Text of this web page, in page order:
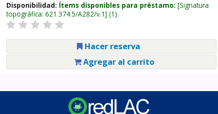
Disponibilidad: Ítems disponibles para préstamo: Signatura
topográfica: 621.374.5/A282/v.1 (1).
Hacer reserva
Agregar al carrito